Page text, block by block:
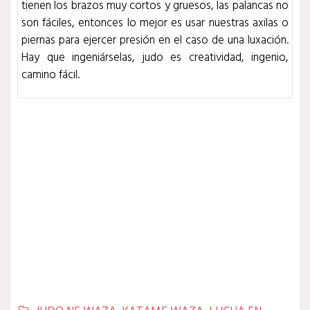
tienen los brazos muy cortos y gruesos, las palancas no
son fáciles, entonces lo mejor es usar nuestras axilas o
piernas para ejercer presión en el caso de una luxación.
Hay que ingeniárselas, judo es creatividad, ingenio,
camino fácil.